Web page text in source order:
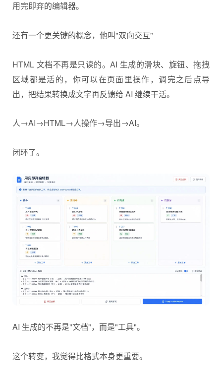
用完即弃的编辑器。
还有一个更关键的概念，他叫"双向交互"
HTML 文档不再是只读的。AI 生成的滑块、旋钮、拖拽
区域都是活的，你可以在页面里操作，调完之后点导
出，把结果转换成文字再反馈给 AI 继续干活。
人→AI→HTML→人操作→导出→AI。
闭环了。
AI 生成的不再是"文档"，而是"工具"。
这个转变，我觉得比格式本身更重要。